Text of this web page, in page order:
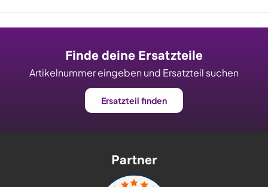
Finde deine Ersatzteile
Artikelnummer eingeben und Ersatzteil suchen
Ersatzteil finden
Partner